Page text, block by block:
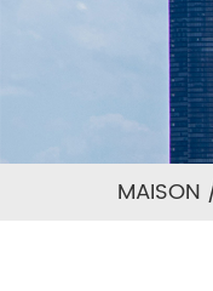
MAISON